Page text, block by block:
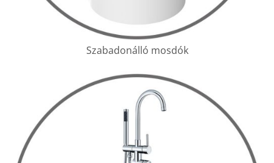
Szabadonálló mosdók